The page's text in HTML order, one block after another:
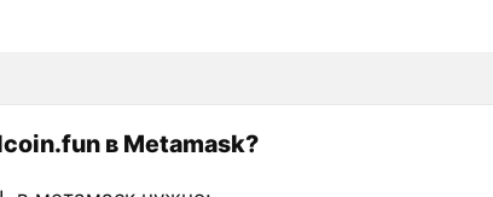
в Metamask?